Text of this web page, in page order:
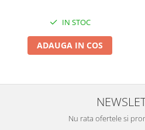
Instalatii turturi-franjuri
Liniare 220V
Perdea 220V
Turturi/Franjuri 220V
Diverse pentru casa si camping
IN STOC
ADAUGA IN COS
Nu rata ofertele si